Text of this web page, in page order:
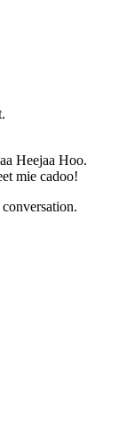
Heejaa Hoo.
mie cadoo!